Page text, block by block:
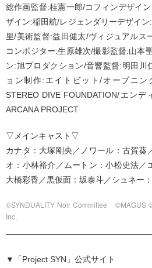
総作画監督:桂憲一郎/コフィンデザイ
ザイン:稲田航/レジェンダリーデザイ
里/美術監督:益田健太/ヴィジュアルス
コンポジター:生原雄次/撮影監督:山本
ン:旭プロダクション/音響監督:明田川
ョン制作:エイトビット/オープニン
STEREO DIVE FOUNDATION/エンデ
ARCANA PROJECT
▽メインキャスト▽
カナタ：大塚剛央／ノワール：古賀葵
オ：小林裕介／ムートン：小松史法／
大橋彩香／黒仮面：坂泰斗／シュネー
©SYNDUALITY Noir Committee ©MAGUS
Inc.
▼「Project SYN」公式サイト